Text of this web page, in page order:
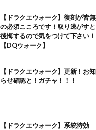
【ドラクエウォーク】復刻が皆無
の必須こころです！取り逃がすと
後悔するので気をつけて下さい！
【DQウォーク】
【ドラクエウォーク】更新！お知
らせ確認と！ガチャ！！！
【ドラクエウォーク】系統特効